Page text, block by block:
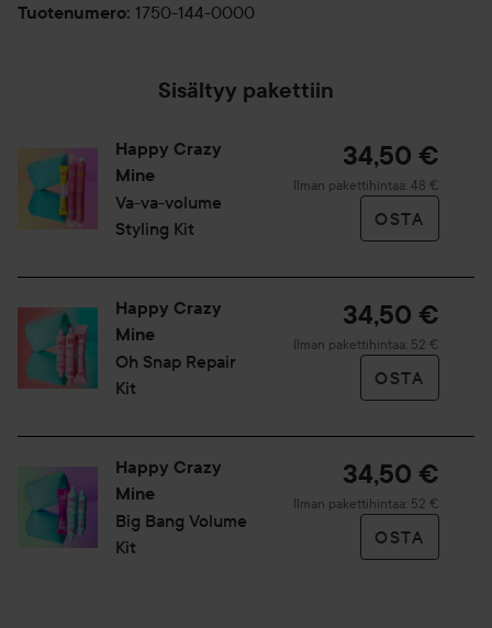
Tuotenumero: 1750-144-0000
Sisältyy pakettiin
Happy Crazy
Mine
Va-va-volume
Styling Kit
34,50 €
Ilman pakettihintaa: 48 €
OSTA
Happy Crazy
Mine
Oh Snap Repair
Kit
34,50 €
Ilman pakettihintaa: 52 €
OSTA
Happy Crazy
Mine
Big Bang Volume
Kit
34,50 €
Ilman pakettihintaa: 52 €
OSTA